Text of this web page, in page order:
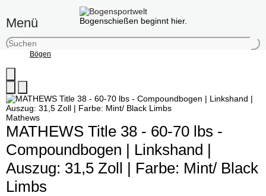
Bogenschießen beginnt hier.
Menü
Bögen
Mathews
MATHEWS Title 38 - 60-70 lbs -
Compoundbogen | Linkshand |
Auszug: 31,5 Zoll | Farbe: Mint/ Black
Limbs